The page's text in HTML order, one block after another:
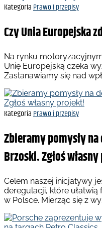
KategoriaPrawo i przepisy
Czy Unia Europejska
Na rynku
Unię Europejską czeka
Zastanawiamy się nad
KategoriaPrawo i przepisy
Zbieramy pomysły
Brzoski. Zgłoś
Celem naszej inicjatywy
deregulacji, które
w Polsce. Mierząc się z